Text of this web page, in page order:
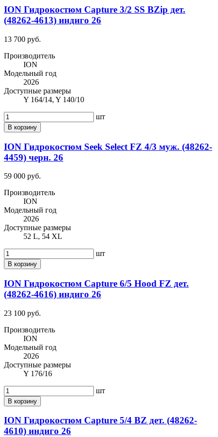
ION Гидрокостюм Capture 3/2 SS BZip дет.
(48262-4613) индиго 26
13 700 руб.
Производитель
ION
Модельный год
2026
Доступные размеры
Y 164/14, Y 140/10
шт
В корзину
ION Гидрокостюм Seek Select FZ 4/3 муж. (48262-
4459) черн. 26
59 000 руб.
Производитель
ION
Модельный год
2026
Доступные размеры
52 L, 54 XL
шт
В корзину
ION Гидрокостюм Capture 6/5 Hood FZ дет.
(48262-4616) индиго 26
23 100 руб.
Производитель
ION
Модельный год
2026
Доступные размеры
Y 176/16
шт
В корзину
ION Гидрокостюм Capture 5/4 BZ дет. (48262-
4610) индиго 26